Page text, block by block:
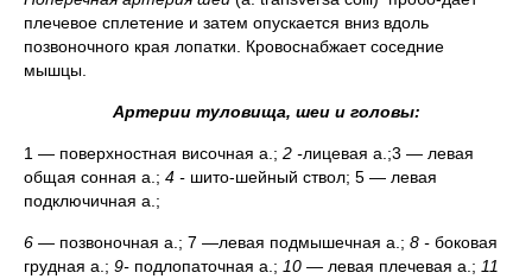
плечевое сплетение и затем опускается вниз вдоль
позвоночного края лопатки. Кровоснабжает соседние
мышцы.
Артерии туловища, шеи и головы:
1 — поверхностная височная а.; 2 -лицевая а.;3 — левая
общая сонная а.; 4 - шито-шейный ствол; 5 — левая
подключичная а.;
6 — позвоночная а.; 7 —левая подмышечная а.; 8 - боковая
грудная а.; 9- подлопаточная а.; 10 — левая плечевая а.; 11